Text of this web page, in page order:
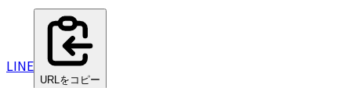
LINE
URLをコピー